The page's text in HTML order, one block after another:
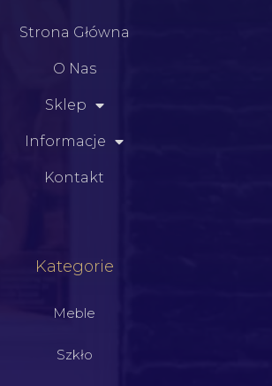
Strona Główna
O Nas
Sklep
Informacje
Kontakt
Kategorie
Meble
Szkło